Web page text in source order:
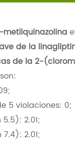
de la
de la 2-
son:
5 violaciones: 0;
2.01;
2.01;